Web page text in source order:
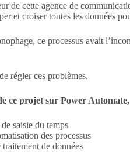
de cette agence de
et croiser toutes les données
ce processus avait
régler ces problèmes.
ce projet sur Power Automate,
saisie du temps
des processus
de données